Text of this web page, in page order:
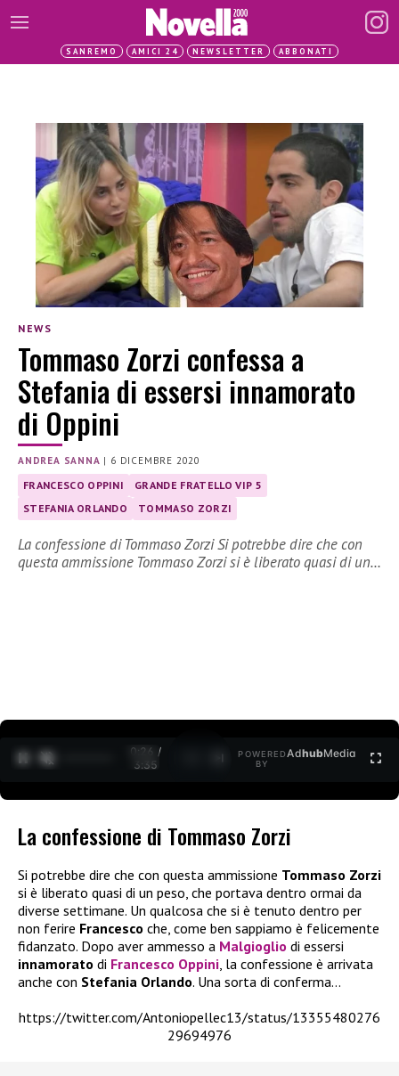
SANREMO AMICI 24 NEWSLETTER ABBONATI
NEWS
Tommaso Zorzi confessa a
Stefania di essersi innamorato
di Oppini
ANDREA SANNA | 6 DICEMBRE 2020
FRANCESCO OPPINI
GRANDE FRATELLO VIP 5
STEFANIA ORLANDO
TOMMASO ZORZI
La confessione di Tommaso Zorzi Si potrebbe dire che con
questa ammissione Tommaso Zorzi si è liberato quasi di un…
0:27 /
3:35
POWERED
BY
AdhubMedia
La confessione di Tommaso Zorzi
Si potrebbe dire che con questa ammissione Tommaso Zorzi
si è liberato quasi di un peso, che portava dentro ormai da
diverse settimane. Un qualcosa che si è tenuto dentro per
non ferire Francesco che, come ben sappiamo è felicemente
fidanzato. Dopo aver ammesso a Malgioglio di essersi
innamorato di Francesco Oppini, la confessione è arrivata
anche con Stefania Orlando. Una sorta di conferma…
https://twitter.com/Antoniopellec13/status/13355480276
29694976